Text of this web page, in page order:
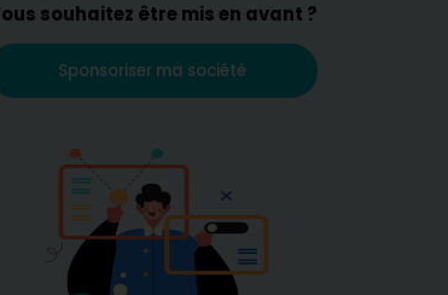
la vie de votre enfant. Notre objectif est de vous aider
de qualité et de sécurité les plus élevés, mais qui
votre enfant.
souhaitez être mis en avant ?
Sponsoriser ma société